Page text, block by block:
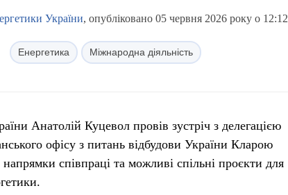
України, опубліковано 05 червня 2026 року о 12:12
Енергетика Міжнародна діяльність
Анатолій Куцевол провів зустріч з делегацією
офісу з питань відбудови України Кларою
співпраці та можливі спільні проєкти для